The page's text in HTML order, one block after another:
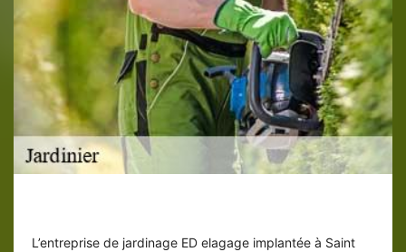
L’entreprise de jardinage ED elagage implantée à Saint